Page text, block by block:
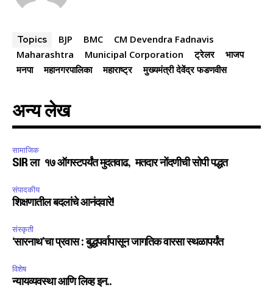
Topics BJP BMC
CM Devendra Fadnavis
Maharashtra
Municipal Corporation ट्रेलर
भाजप
मनपा
महानगरपालिका महाराष्ट्र मुख्यमंत्री देवेंद्र फडणवीस
अन्य लेख
सामाजिक
SIR ला १७ ऑगस्टपर्यंत मुदतवाढ, मतदार नोंदणीची सोपी पद्धत
संपादकीय
शिक्षणातील बदलांचे आनंदवारे!
संस्कृती
‘सारनाथ’चा प्रवास : बुद्धपर्वापासून जागतिक वारसा स्थळापर्यंत
विशेष
न्यायव्यवस्था आणि लिव्ह इन..